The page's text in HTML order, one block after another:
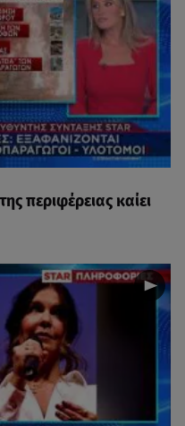
περιφέρειας καίει